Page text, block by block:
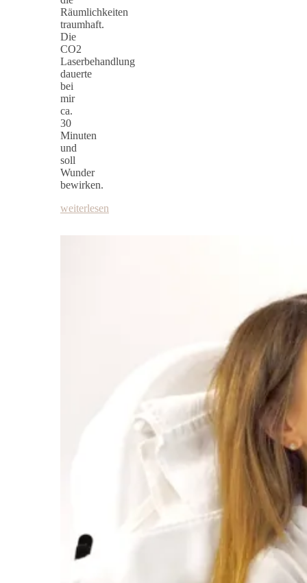
Räumlichkeiten
traumhaft.
Die
CO2
Laserbehandlung
dauerte
bei
mir
ca.
30
Minuten
und
soll
Wunder
bewirken.
weiterlesen